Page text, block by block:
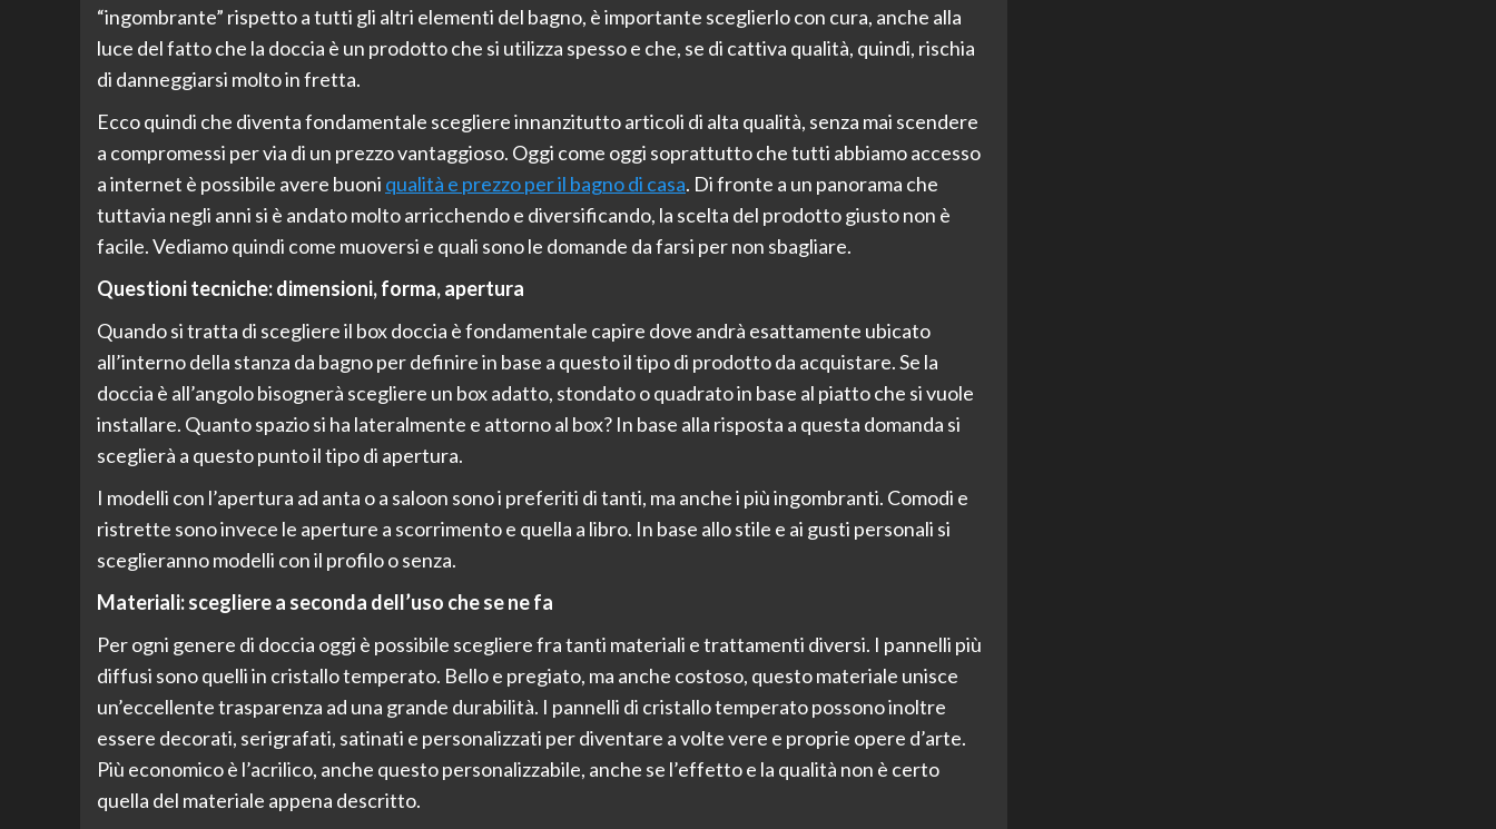
“ingombrante” rispetto a tutti gli altri elementi del bagno, è importante sceglierlo con cura, anche alla
luce del fatto che la doccia è un prodotto che si utilizza spesso e che, se di cattiva qualità, quindi, rischia
di danneggiarsi molto in fretta.
Ecco quindi che diventa fondamentale scegliere innanzitutto articoli di alta qualità, senza mai scendere
a compromessi per via di un prezzo vantaggioso. Oggi come oggi soprattutto che tutti abbiamo accesso
a internet è possibile avere buoni qualità e prezzo per il bagno di casa. Di fronte a un panorama che
tuttavia negli anni si è andato molto arricchendo e diversificando, la scelta del prodotto giusto non è
facile. Vediamo quindi come muoversi e quali sono le domande da farsi per non sbagliare.
Questioni tecniche: dimensioni, forma, apertura
Quando si tratta di scegliere il box doccia è fondamentale capire dove andrà esattamente ubicato
all’interno della stanza da bagno per definire in base a questo il tipo di prodotto da acquistare. Se la
doccia è all’angolo bisognerà scegliere un box adatto, stondato o quadrato in base al piatto che si vuole
installare. Quanto spazio si ha lateralmente e attorno al box? In base alla risposta a questa domanda si
sceglierà a questo punto il tipo di apertura.
I modelli con l’apertura ad anta o a saloon sono i preferiti di tanti, ma anche i più ingombranti. Comodi e
ristrette sono invece le aperture a scorrimento e quella a libro. In base allo stile e ai gusti personali si
sceglieranno modelli con il profilo o senza.
Materiali: scegliere a seconda dell’uso che se ne fa
Per ogni genere di doccia oggi è possibile scegliere fra tanti materiali e trattamenti diversi. I pannelli più
diffusi sono quelli in cristallo temperato. Bello e pregiato, ma anche costoso, questo materiale unisce
un’eccellente trasparenza ad una grande durabilità. I pannelli di cristallo temperato possono inoltre
essere decorati, serigrafati, satinati e personalizzati per diventare a volte vere e proprie opere d’arte.
Più economico è l’acrilico, anche questo personalizzabile, anche se l’effetto e la qualità non è certo
quella del materiale appena descritto.